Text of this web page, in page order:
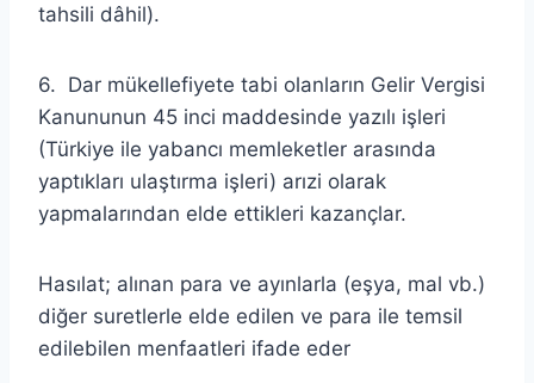
tahsili dâhil).
6. Dar mükellefiyete tabi olanların Gelir Vergisi
Kanununun 45 inci maddesinde yazılı işleri
(Türkiye ile yabancı memleketler arasında
yaptıkları ulaştırma işleri) arızi olarak
yapmalarından elde ettikleri kazançlar.
Hasılat; alınan para ve ayınlarla (eşya, mal vb.)
diğer suretlerle elde edilen ve para ile temsil
edilebilen menfaatleri ifade eder